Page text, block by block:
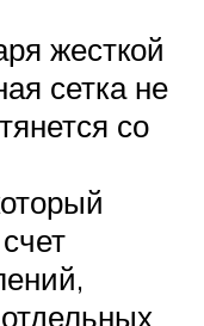
жесткой
сетка не
со